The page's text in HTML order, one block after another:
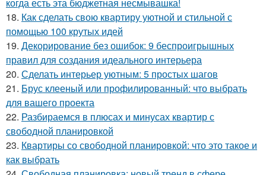
когда есть эта бюджетная несмывашка!
18. Как сделать свою квартиру уютной и стильной с
помощью 100 крутых идей
19. Декорирование без ошибок: 9 беспроигрышных
правил для создания идеального интерьера
20. Сделать интерьер уютным: 5 простых шагов
21. Брус клееный или профилированный: что выбрать
для вашего проекта
22. Разбираемся в плюсах и минусах квартир с
свободной планировкой
23. Квартиры со свободной планировкой: что это такое и
как выбрать